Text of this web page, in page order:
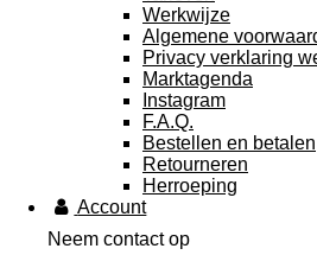
Werkwijze
Algemene
Privacy verklaring
Marktagenda
Instagram
F.A.Q.
Bestellen en betalen
Retourneren
Herroeping
Account
Neem contact op